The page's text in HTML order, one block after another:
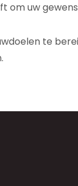
om uw
te